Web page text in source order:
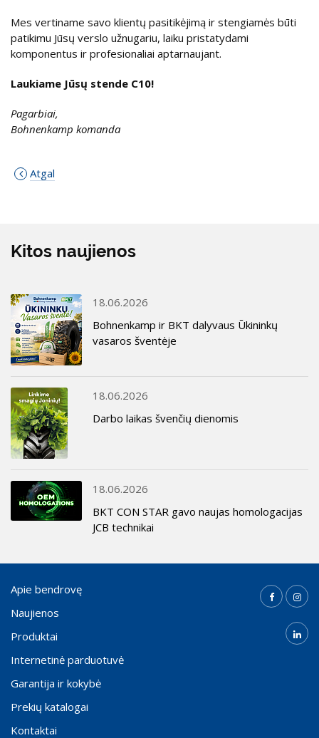
Mes vertiname savo klientų pasitikėjimą ir stengiamės būti
patikimu Jūsų verslo užnugariu, laiku pristatydami
komponentus ir profesionaliai aptarnaujant.
Laukiame Jūsų stende C10!
Pagarbiai,
Bohnenkamp komanda
Atgal
Kitos naujienos
18.06.2026
Bohnenkamp ir BKT dalyvaus Ūkininkų
vasaros šventėje
18.06.2026
Darbo laikas švenčių dienomis
18.06.2026
BKT CON STAR gavo naujas homologacijas
JCB technikai
Apie bendrovę
Naujienos
Produktai
Internetinė parduotuvė
Garantija ir kokybė
Prekių katalogai
Kontaktai